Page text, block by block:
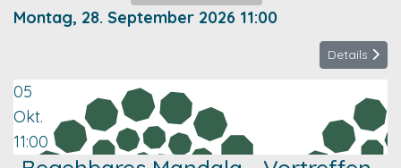
Montag, 28. September 2026 11:00
Details
05
Okt.
11:00